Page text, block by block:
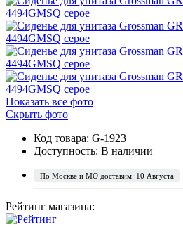
Показать все фото
Скрыть фото
Код товара: G-1923
Доступность: В наличии
По Москве и МО доставим: 10 Августа
Рейтинг магазина: